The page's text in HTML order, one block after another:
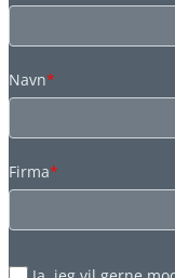
Navn*
Firma*